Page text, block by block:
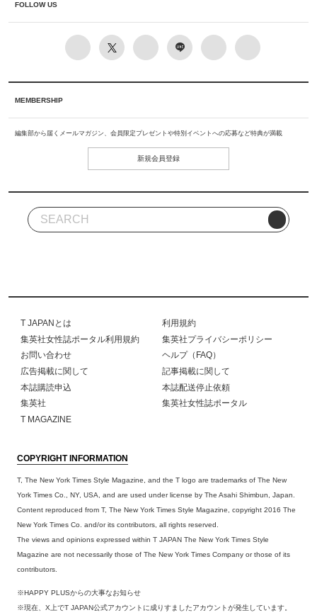
FOLLOW US
MEMBERSHIP
編集部から届くメールマガジン、会員限定プレゼントや特別イベントへの応募など特典が満載
新規会員登録
T JAPANとは
利用規約
集英社女性誌ポータル利用規約
集英社プライバシーポリシー
お問い合わせ
ヘルプ（FAQ）
広告掲載に関して
記事掲載に関して
本誌購読申込
本誌配送停止依頼
集英社
集英社女性誌ポータル
T MAGAZINE
COPYRIGHT INFORMATION
T, The New York Times Style Magazine, and the T logo are trademarks of The New
York Times Co., NY, USA, and are used under license by The Asahi Shimbun, Japan.
Content reproduced from T, The New York Times Style Magazine, copyright 2016 The
New York Times Co. and/or its contributors, all rights reserved.
The views and opinions expressed within T JAPAN The New York Times Style
Magazine are not necessarily those of The New York Times Company or those of its
contributors.
※HAPPY PLUSからの大事なお知らせ
※現在、X上でT JAPAN公式アカウントに成りすましたアカウントが発生しています。